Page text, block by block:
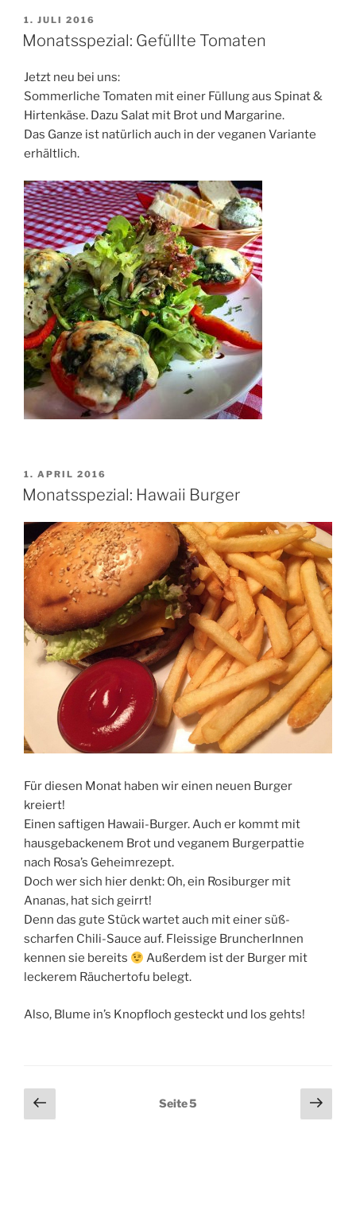
VERÖFFENTLICHT
AM
1. JULI 2016
Monatsspezial: Gefüllte Tomaten
Jetzt neu bei uns:
Sommerliche Tomaten mit einer Füllung aus Spinat &
Hirtenkäse. Dazu Salat mit Brot und Margarine.
Das Ganze ist natürlich auch in der veganen Variante
erhältlich.
VERÖFFENTLICHT
AM
1. APRIL 2016
Monatsspezial: Hawaii Burger
Für diesen Monat haben wir einen neuen Burger
kreiert!
Einen saftigen Hawaii-Burger. Auch er kommt mit
hausgebackenem Brot und veganem Burgerpattie
nach Rosa’s Geheimrezept.
Doch wer sich hier denkt: Oh, ein Rosiburger mit
Ananas, hat sich geirrt!
Denn das gute Stück wartet auch mit einer süß-
scharfen Chili-Sauce auf. Fleissige BruncherInnen
kennen sie bereits
Außerdem ist der Burger mit
leckerem Räuchertofu belegt.
Also, Blume in’s Knopfloch gesteckt und los gehts!
Seitennummerierung
der
Vorherige
Seite
Seite5